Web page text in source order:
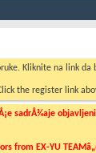
Kliknite na link da
the register link
sadrÅ¾aje
from EX-YU